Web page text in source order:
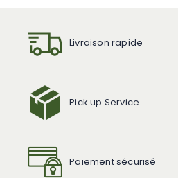
Livraison rapide
Pick up Service
Paiement sécurisé